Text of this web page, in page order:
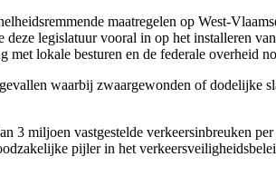
maatregelen op West-
legislatuur vooral in op het installeren
lokale besturen en de federale overheid
waarbij zwaargewonden of
3 miljoen vastgestelde verkeersinbreuken
pijler in het